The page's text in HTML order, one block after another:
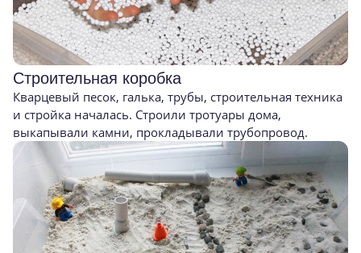
Строительная коробка
Кварцевый песок, галька, трубы, строительная техника
и стройка началась. Строили тротуары дома,
выкапывали камни, прокладывали трубопровод.